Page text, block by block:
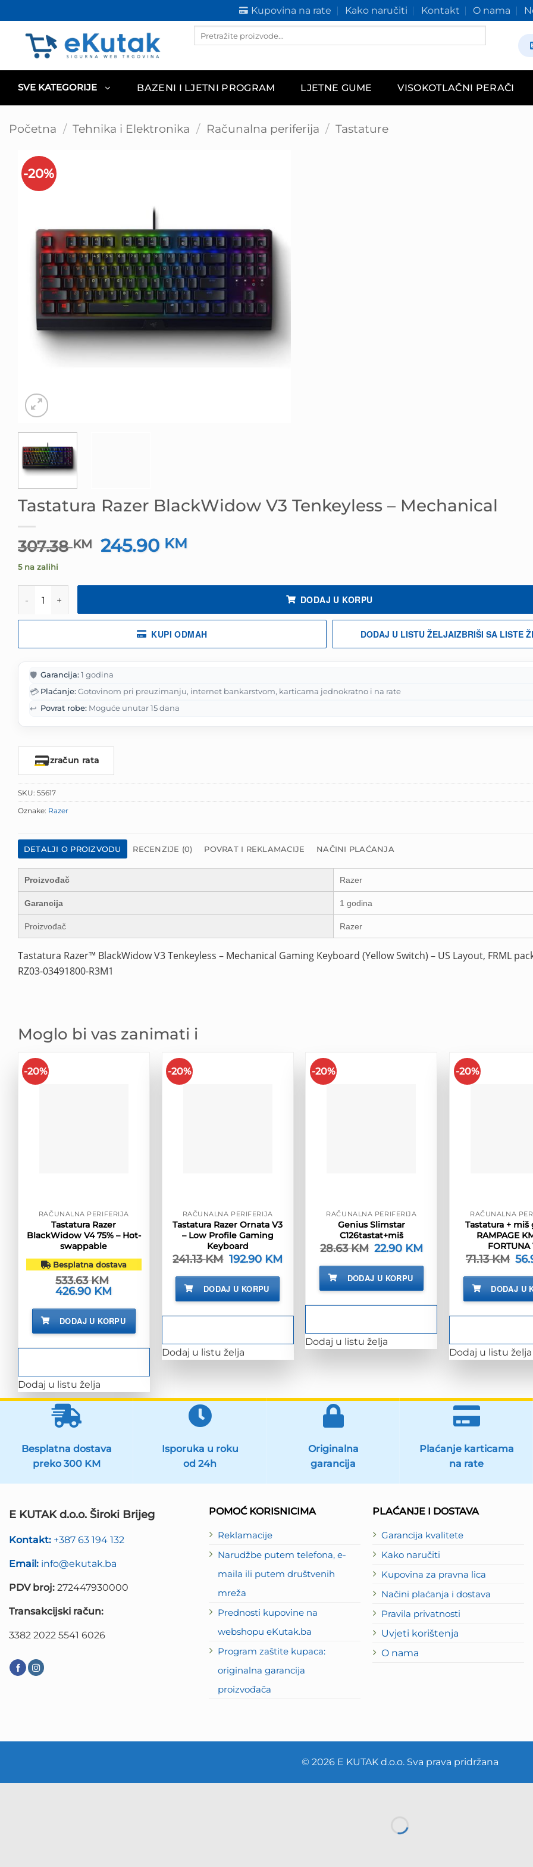
to
content
Kupovina na rate Kako naručiti Kontakt O nama
Products
SVE KATEGORIJE BAZENI I LJETNI PROGRAM LJETNE GUME VISOKOTLAČNI PERAČI
Početna / Tehnika i Elektronika / Računalna periferija / Tastature
-20%
Tastatura Razer BlackWidow V3 Tenkeyless – Mechanical
307.38KM
Izvorna
cijena
je:
245.90 KM
245.90 KM.
5 na zalihi
DODAJ U KORPU
KUPI ODMAH DODAJ U LISTU ŽELJAIZBRIŠI SA LISTE
🛡️ Garancija:1 godina
💳 Plaćanje:Gotovinom pri preuzimanju, internet bankarstvom, karticama jednokratno i na rate
↩️ Povrat robe: Moguće unutar 15 dana
Izračun rata
SKU: 55617
Oznake: Razer
DETALJI O PROIZVODU RECENZIJE (0) POVRAT I REKLAMACIJE NAČINI PLAĆANJA
Proizvođač Razer
Garancija 1 godina
Proizvođač Razer
Tastatura Razer™ BlackWidow V3 Tenkeyless – Mechanical Gaming Keyboard (Yellow Switch) – US Layout, FRML
RZ03-03491800-R3M1
Moglo bi vas zanimati i
-20%
RAČUNALNA PERIFERIJA
Tastatura Razer
BlackWidow V4 75% – Hot-
swappable
Besplatna dostava
533.63KM
Izvorna
cijena
bila
533.63 KM.
426.90 KM
je:
DODAJ U KORPU
Dodaj u listu želja
-20%
RAČUNALNA PERIFERIJA
Tastatura Razer Ornata V3
– Low Profile Gaming
Keyboard
241.13KM Izvorna
cijena
bila
241.13 KM.
192.90 KM
192.90 KM.
DODAJ U KORPU
Dodaj u listu želja
-20%
RAČUNALNA PERIFERIJA
Genius Slimstar
C126tastat+miš
28.63KM Izvorna
cijena
bila
28.63 KM.
22.90 KM
je:
DODAJ U KORPU
Dodaj u listu želja
-20%
RAČUNALNA
Tastatura +
RAMPAGE
FORTUNA
71.13KM
bila
DODAJ U
Dodaj u listu želja
Besplatna dostava
preko 300 KM
Isporuka u roku
od 24h
Originalna
garancija
Plaćanje karticama
na rate
E KUTAK d.o.o. Široki Brijeg
Kontakt: +387 63 194 132
Email: info@ekutak.ba
PDV broj: 272447930000
Transakcijski račun:
3382 2022 5541 6026
POMOĆ KORISNICIMA
Reklamacije
Narudžbe putem telefona, e-
maila ili putem društvenih
mreža
Prednosti kupovine na
webshopu eKutak.ba
Program zaštite kupaca:
originalna garancija
proizvođača
PLAĆANJE I DOSTAVA
Garancija kvalitete
Kako naručiti
Kupovina za pravna lica
Načini plaćanja i dostava
Pravila privatnosti
Uvjeti korištenja
O nama
© 2026 E KUTAK d.o.o. Sva prava pridržana